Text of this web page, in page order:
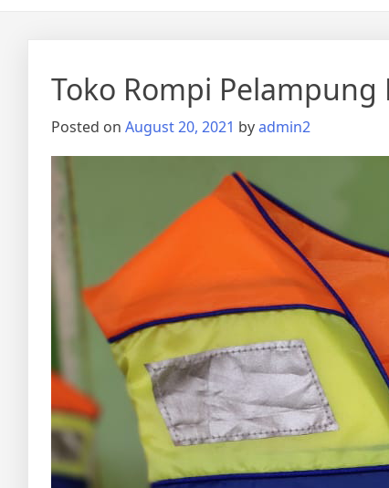
Toko Rompi Pelampung
Posted on August 20, 2021 byadmin2